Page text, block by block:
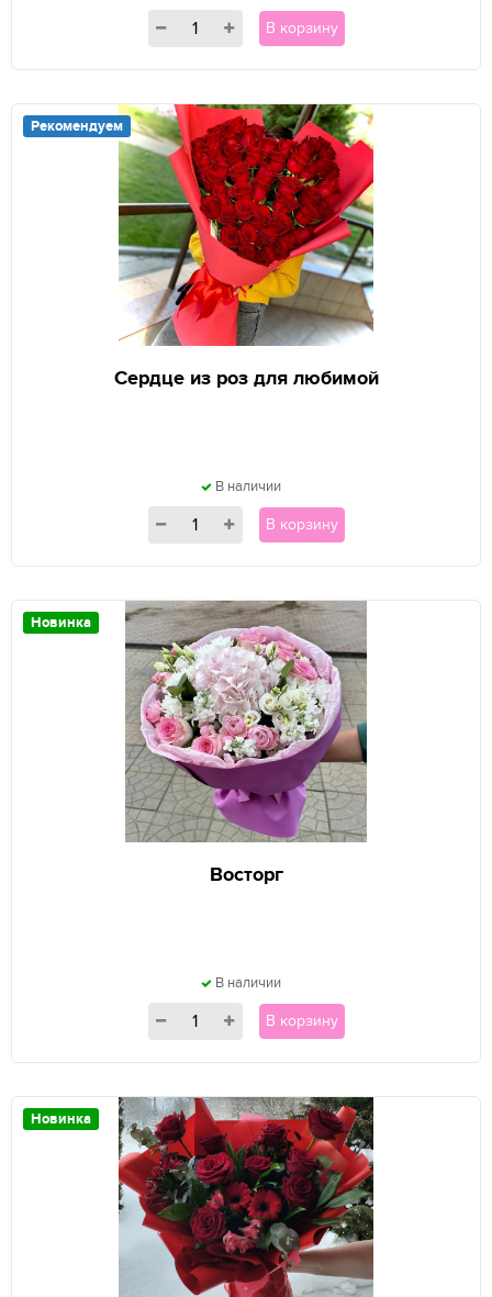
В корзину
Рекомендуем
Сердце из роз для любимой
В наличии
В корзину
Новинка
Восторг
В наличии
В корзину
Новинка